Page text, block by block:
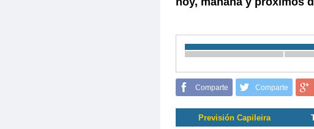
Comparte Comparte
Previsión Capileira